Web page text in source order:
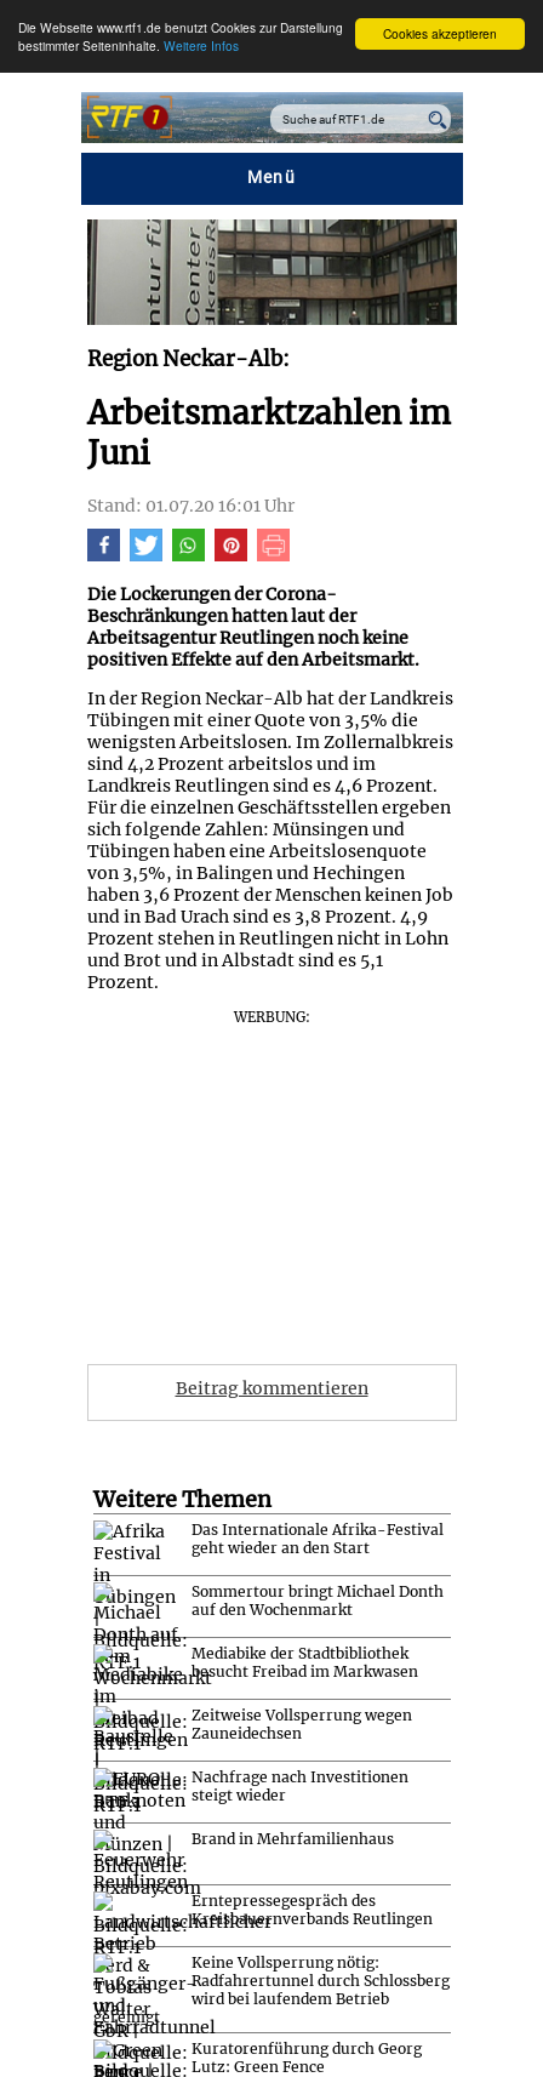
Cookies akzeptieren
Die Webseite www.rtf1.de benutzt Cookies zur Darstellung
bestimmter Seiteninhalte. Weitere Infos
Menü
Region Neckar-Alb:
Arbeitsmarktzahlen im
Juni
Stand: 01.07.20 16:01 Uhr
Die Lockerungen der Corona-
Beschränkungen hatten laut der
Arbeitsagentur Reutlingen noch keine
positiven Effekte auf den Arbeitsmarkt.
In der Region Neckar-Alb hat der Landkreis
Tübingen mit einer Quote von 3,5% die
wenigsten Arbeitslosen. Im Zollernalbkreis
sind 4,2 Prozent arbeitslos und im
Landkreis Reutlingen sind es 4,6 Prozent.
Für die einzelnen Geschäftsstellen ergeben
sich folgende Zahlen: Münsingen und
Tübingen haben eine Arbeitslosenquote
von 3,5%, in Balingen und Hechingen
haben 3,6 Prozent der Menschen keinen Job
und in Bad Urach sind es 3,8 Prozent. 4,9
Prozent stehen in Reutlingen nicht in Lohn
und Brot und in Albstadt sind es 5,1
Prozent.
WERBUNG:
Beitrag kommentieren
Weitere Themen
Das Internationale Afrika-Festival
geht wieder an den Start
Sommertour bringt Michael Donth
auf den Wochenmarkt
Mediabike der Stadtbibliothek
besucht Freibad im Markwasen
Zeitweise Vollsperrung wegen
Zauneidechsen
Nachfrage nach Investitionen
steigt wieder
Brand in Mehrfamilienhaus
Erntepressegespräch des
Kreisbauernverbands Reutlingen
Keine Vollsperrung nötig:
Radfahrertunnel durch Schlossberg
wird bei laufendem Betrieb
gereinigt
Kuratorenführung durch Georg
Lutz: Green Fence